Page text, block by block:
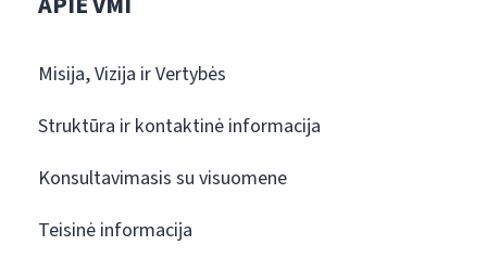
Misija, Vizija ir Vertybės
Struktūra ir kontaktinė informacija
Konsultavimasis su visuomene
Teisinė informacija